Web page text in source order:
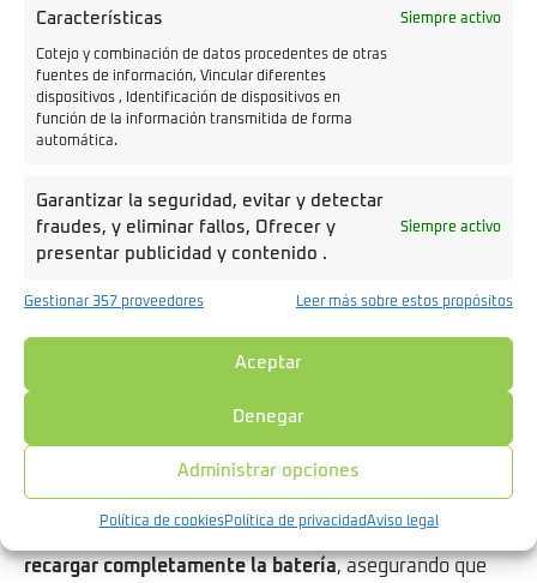
Características Siempre activo
Cotejo y combinación de datos procedentes de otras
fuentes de información, Vincular diferentes
dispositivos , Identificación de dispositivos en
función de la información transmitida de forma
automática.
Garantizar la seguridad, evitar y detectar
fraudes, y eliminar fallos, Ofrecer y
presentar publicidad y contenido .
Siempre activo
Gestionar 357 proveedores Leer más sobre estos propósitos
Aceptar
Denegar
Administrar opciones
Política de cookiesPolítica de privacidadAviso legal
La preocupación por la autonomía se disipa con el
sistema de carga de la VT3. En tan solo4 horas, puedes
recargar completamente la batería, asegurando que